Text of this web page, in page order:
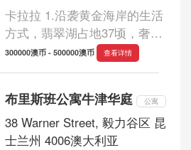
卡拉拉 1.沿袭黄金海岸的生活
方式，翡翠湖占地37顷，奢华
且拥有锦标赛专用高尔夫球
人，至2026年将有73万居民。
3.每年房租可返逾...
300000澳币 - 500000澳币 查看详情
布里斯班公寓牛津华庭 公寓
38 Warner Street, 毅力谷区 昆
士兰州 4006澳大利亚